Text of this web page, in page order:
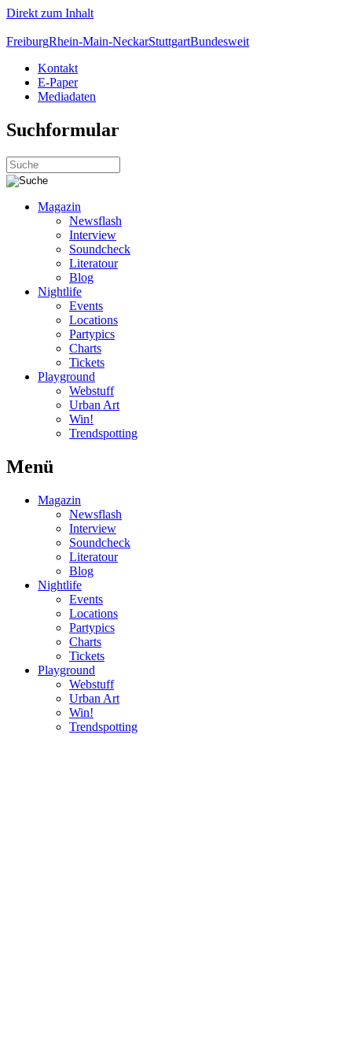
Direkt zum Inhalt
FreiburgRhein-Main-NeckarStuttgartBundesweit
Kontakt
E-Paper
Mediadaten
Suchformular
Magazin
Newsflash
Interview
Soundcheck
Literatour
Blog
Nightlife
Events
Locations
Partypics
Charts
Tickets
Playground
Webstuff
Urban Art
Win!
Trendspotting
Menü
Magazin
Newsflash
Interview
Soundcheck
Literatour
Blog
Nightlife
Events
Locations
Partypics
Charts
Tickets
Playground
Webstuff
Urban Art
Win!
Trendspotting